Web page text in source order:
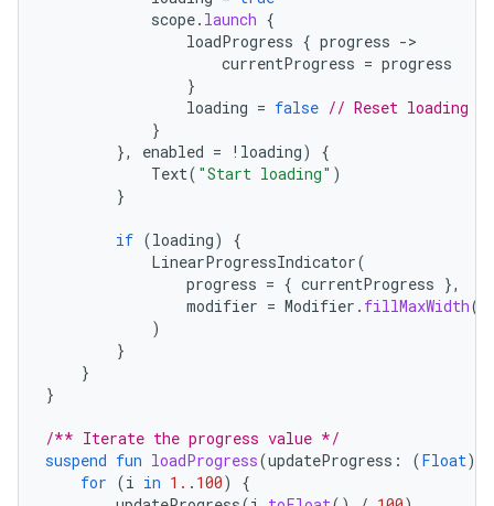
scope. launch {
loadProgress { progress -
currentProgress = progress
}
loading = false // Reset loading
}
},
enabled = ! loading)
{
Text( "Start loading" )
}
if (loading)
{
LinearProgressIndicator(
progress = { currentProgress },
modifier = Modifier . fillMaxWidth
)
}
}
}
/** Iterate the progress value */
suspend fun loadProgress(updateProgress : (Float)
for (i in 1. . 100)
{